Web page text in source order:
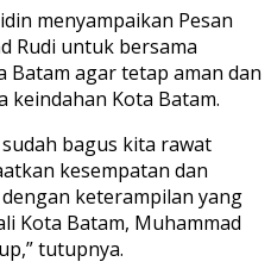
menyampaikan Pesan
Rudi untuk bersama
Batam agar tetap aman dan
Kota Batam.
bagus kita rawat
kesempatan dan
keterampilan yang
Kota Batam, Muhammad
tutupnya.